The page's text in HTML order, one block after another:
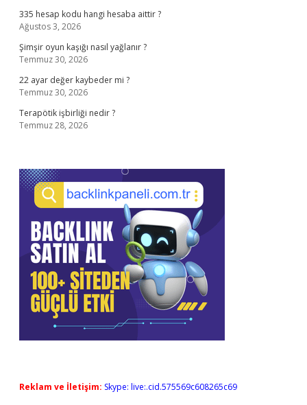
335 hesap kodu hangi hesaba aittir ?
Ağustos 3, 2026
Şimşir oyun kaşığı nasıl yağlanır ?
Temmuz 30, 2026
22 ayar değer kaybeder mi ?
Temmuz 30, 2026
Terapötik işbirliği nedir ?
Temmuz 28, 2026
Reklam ve İletişim: Skype: live:.cid.575569c608265c69